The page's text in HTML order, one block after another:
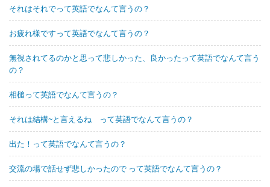
それはそれでって英語でなんて言うの？
お疲れ様ですって英語でなんて言うの？
無視されてるのかと思って悲しかった、良かったって英語でなんて言う
の？
相槌って英語でなんて言うの？
それは結構~と言えるね って英語でなんて言うの？
出た！って英語でなんて言うの？
交流の場で話せず悲しかったので って英語でなんて言うの？